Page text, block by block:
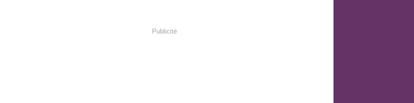
Publicité